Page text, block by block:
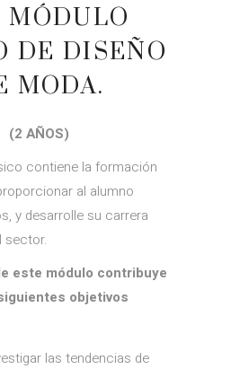
MÓDULO
DE DISEÑO
MODA.
(2 AÑOS)
contiene la formación
al alumno
y desarrolle su carrera
sector.
este módulo contribuye
objetivos
las tendencias de